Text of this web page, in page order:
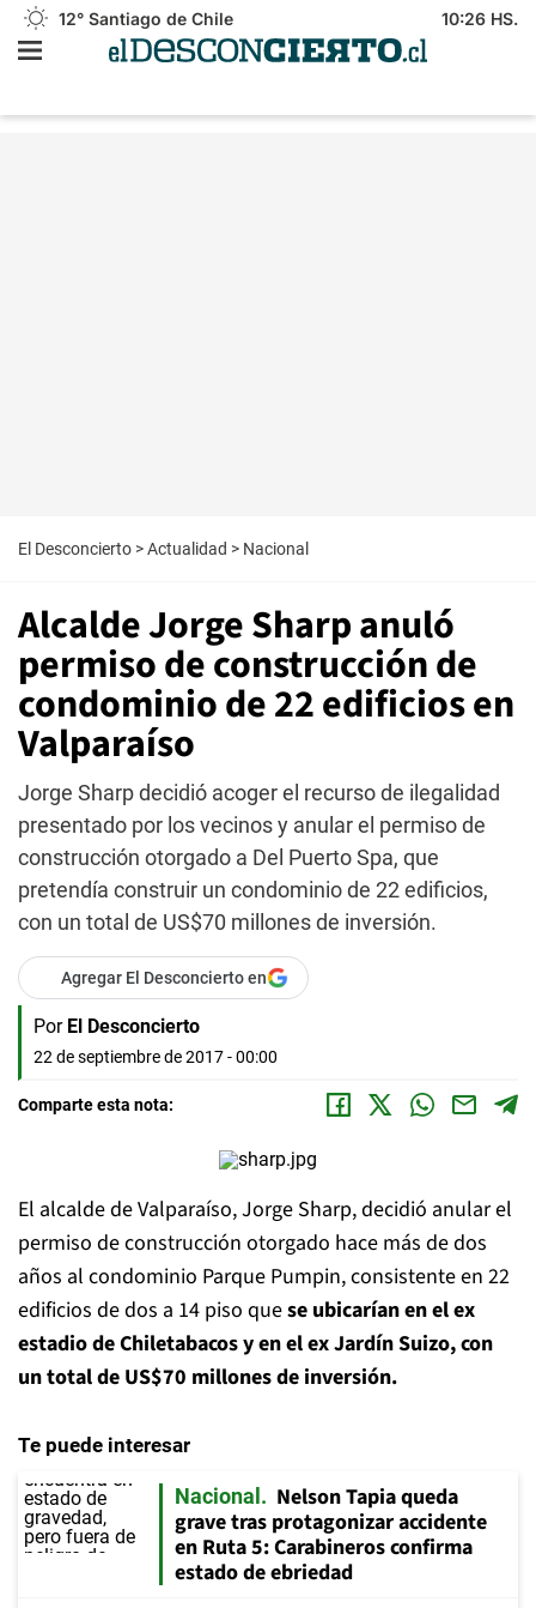
12° Santiago de Chile 10:26 HS.
El Desconcierto >Actualidad > Nacional
Alcalde Jorge Sharp anuló
permiso de construcción de
condominio de 22 edificios en
Valparaíso
Jorge Sharp decidió acoger el recurso de ilegalidad
presentado por los vecinos y anular el permiso de
construcción otorgado a Del Puerto Spa, que
pretendía construir un condominio de 22 edificios,
con un total de US$70 millones de inversión.
Agregar El Desconcierto en
Por El Desconcierto
22 de septiembre de 2017 - 00:00
Comparte esta nota:
El alcalde de Valparaíso, Jorge Sharp, decidió anular el
permiso de construcción otorgado hace más de dos
años al condominio Parque Pumpin, consistente en 22
edificios de dos a 14 piso quese ubicarían en el ex
estadio de Chiletabacos y en el ex Jardín Suizo, con
un total de US$70 millones de inversión.
Te puede interesar
Nacional
Nelson Tapia queda
grave tras protagonizar accidente
en Ruta 5: Carabineros confirma
estado de ebriedad